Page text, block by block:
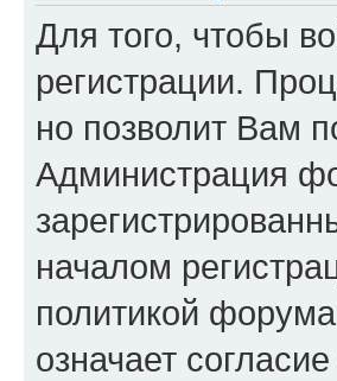
Для того, чтобы
регистрации.
но позволит Вам
Администрация
началом
политикой
означает